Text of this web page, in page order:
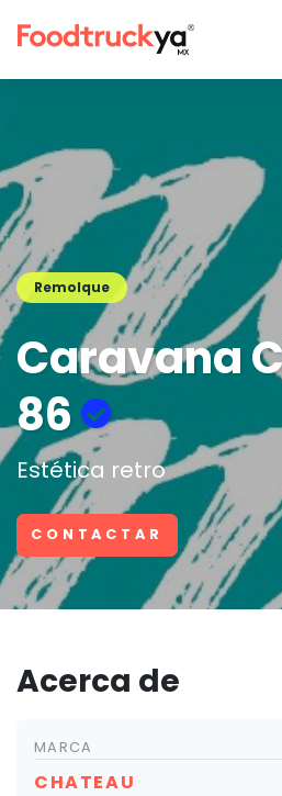
Remolque
Caravana
86
Estética retro
CONTACTAR
Acerca de
MARCA
CHATEAU